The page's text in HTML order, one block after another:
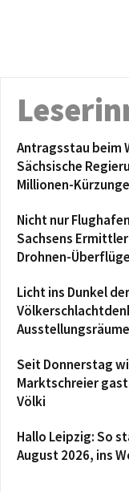
Antragsstau beim
Sächsische
Millionen-
Nicht nur
Sachsens
Drohnen-
Licht ins Dunkel
Seit Donnerstag
Marktschreier
Völki
Hallo Leipzig: So
August 2026, ins